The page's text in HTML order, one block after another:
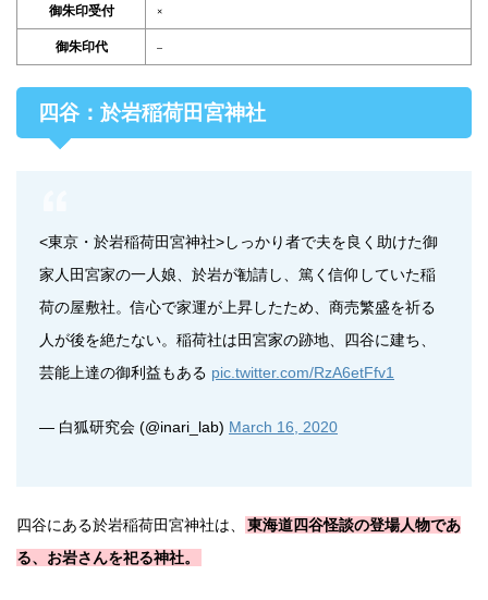
御朱印受付 ×
御朱印代 –
四谷：於岩稲荷田宮神社
<東京・於岩稲荷田宮神社>しっかり者で夫を良く助けた御
家人田宮家の一人娘、於岩が勧請し、篤く信仰していた稲
荷の屋敷社。信心で家運が上昇したため、商売繁盛を祈る
人が後を絶たない。稲荷社は田宮家の跡地、四谷に建ち、
芸能上達の御利益もある pic.twitter.com/RzA6etFfv1
— 白狐研究会 (@inari_lab) March 16, 2020
四谷にある於岩稲荷田宮神社は、
東海道四谷怪談の登場人物であ
る、お岩さんを祀る神社。